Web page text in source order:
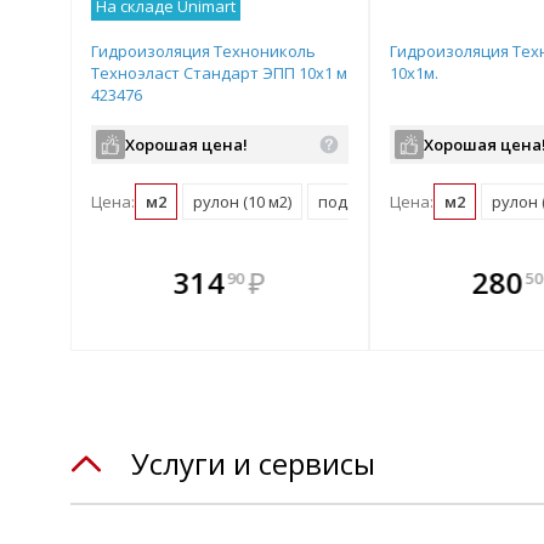
На складе Unimart
Гидроизоляция Технониколь
Техноэласт Стандарт ЭПП 10х1 м
423476
Хорошая цена!
Цена: м2 рулон (10 м2) поддон (250 м2)
31490 ₽
В
всегда
Гидроизоляция
10х1м.
Хорошая цена!
Цена: м2 рулон
В комплекте
всегда выгоднее!
28050
В
всегда
Услуги и сервисы